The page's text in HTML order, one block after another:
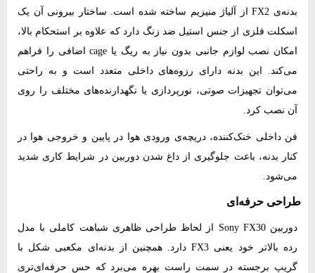
بدنه‌ی FX2 از آلیاژ منیزیم ساخته شده است. ساختار بیرونی آن یک
اسکلت فلزی از جنس استیل ضد زنگ دارد که علاوه بر استحکام بالا،
امکان نصب لوازم جانبی بدون نیاز به ریگ یا cage اضافی را فراهم
می‌کند. این بدنه دارای رزوه‌های داخلی متعدد است و به‌ راحتی
می‌توان تجهیزات صوتی، نورپردازی یا نگهدارنده‌های مختلف را روی
آن نصب کرد.
فن داخلی خنک‌کننده، دریچه‌ی ورودی هوا در پایین و خروجی هوا در
کنار بدنه، باعث جلوگیری از داغ شدن دوربین در شرایط کاری شدید
می‌شود.
طراحی حرفه‌ای
دوربین Sony FX30 از لحاظ طراحی ظاهری شباهت کاملی با مدل
رده بالا‌تر خود یعنی FX3 دارد. همچنین از بدنه‌ای مکعبی شکل با
گریپ برجسته در سمت راست بهره می‌برد که حس حرفه‌ای‌تری